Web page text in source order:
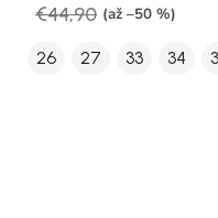
€44,90 (až –50 %)
26 27 33 34